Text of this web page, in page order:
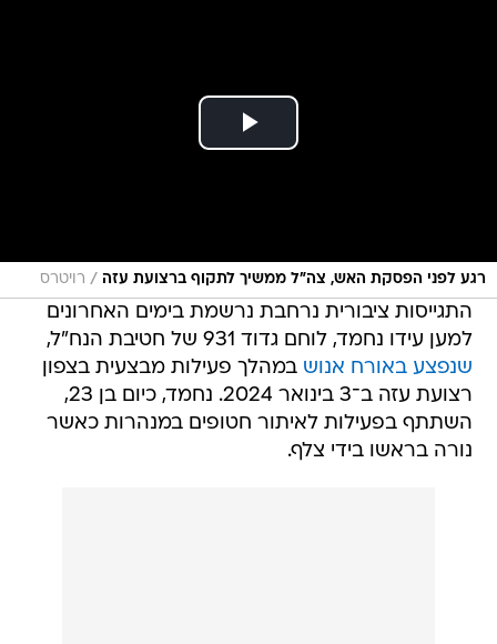
רגע לפני הפסקת האש, צה"ל ממשיך לתקוף ברצועת עזה / רויטרס
התגייסות ציבורית נרחבת נרשמת בימים האחרונים
למען עידו נחמד, לוחם גדוד 931 של חטיבת הנח"ל,
שנפצע באורח אנוש במהלך פעילות מבצעית בצפון
רצועת עזה ב־3 בינואר 2024. נחמד, כיום בן 23,
השתתף בפעילות לאיתור חטופים במנהרות כאשר
נורה בראשו בידי צלף.